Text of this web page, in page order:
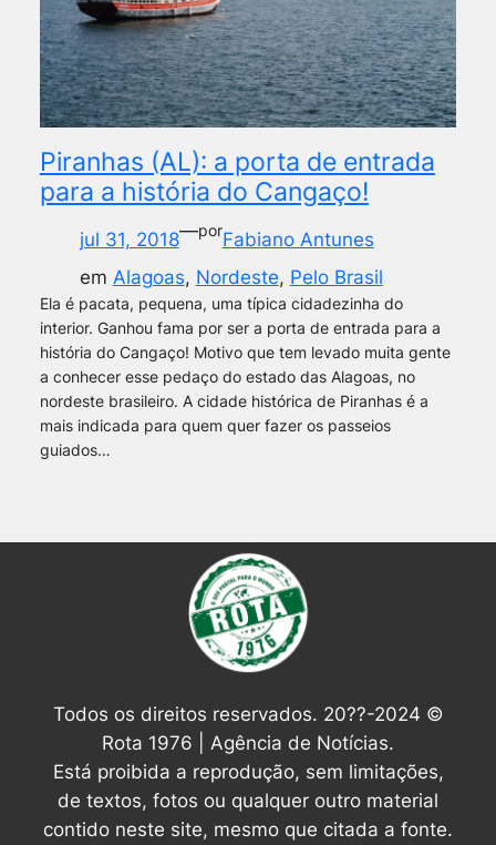
Piranhas (AL): a porta de entrada
para a história do Cangaço!
jul 31, 2018—porFabiano Antunes
em Alagoas, Nordeste, Pelo Brasil
Ela é pacata, pequena, uma típica cidadezinha do
interior. Ganhou fama por ser a porta de entrada para a
história do Cangaço! Motivo que tem levado muita gente
a conhecer esse pedaço do estado das Alagoas, no
nordeste brasileiro. A cidade histórica de Piranhas é a
mais indicada para quem quer fazer os passeios
guiados…
Todos os direitos reservados. 20??-2024 ©
Rota 1976 | Agência de Notícias.
Está proibida a reprodução, sem limitações,
de textos, fotos ou qualquer outro material
contido neste site, mesmo que citada a fonte.